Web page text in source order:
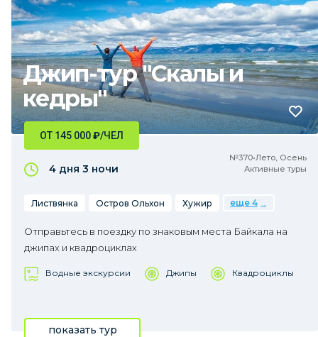
Джип-тур "Скалы и
кедры"
№370•Лето, Осень
Активные туры
ОТ 145 000₽/ЧЕЛ
4 дня 3 ночи
Листвянка Остров Ольхон Хужир еще 4
Отправьтесь в поездку по знаковым места Байкала на
джипах и квадроциклах
Водные экскурсии Джипы Квадроциклы
показать тур